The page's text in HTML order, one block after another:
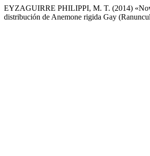
EYZAGUIRRE PHILIPPI, M. T. (2014)
distribución de Anemone rigida Gay